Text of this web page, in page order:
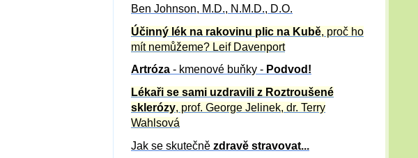
Ben Johnson, M.D., N.M.D., D.O.
Účinný lék na rakovinu plic na Kubě, proč ho
mít nemůžeme? Leif Davenport
Artróza - kmenové buňky - Podvod!
Lékaři se sami uzdravili z Roztroušené
sklerózy, prof. George Jelinek, dr. Terry
Wahlsová
Jak se skutečně zdravě stravovat...